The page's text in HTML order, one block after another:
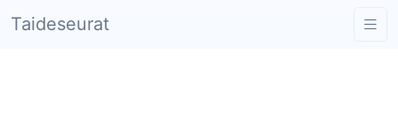
Taideseurat
Pohjois-Kymenlaakson